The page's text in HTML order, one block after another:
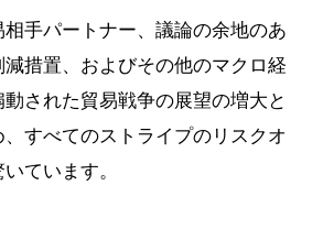
手パートナー、議論の余地のあ
措置、およびその他のマクロ経
された貿易戦争の展望の増大と
すべてのストライプのリスクオ
ています。